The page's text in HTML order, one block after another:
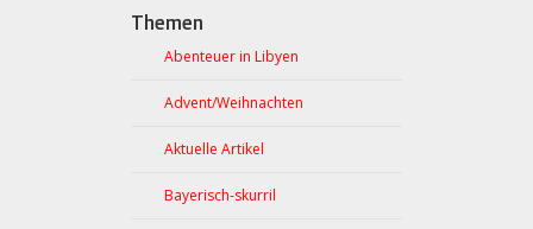
Themen
Abenteuer in Libyen
Advent/Weihnachten
Aktuelle Artikel
Bayerisch-skurril